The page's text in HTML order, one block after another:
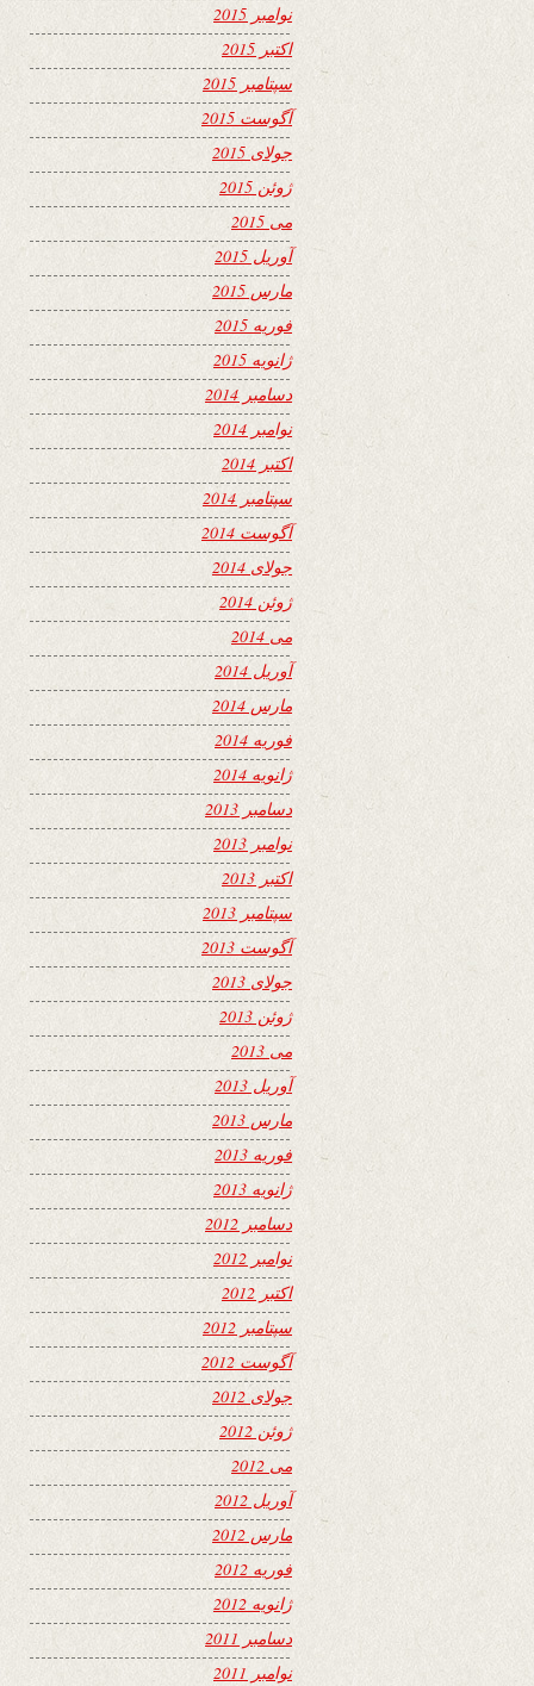
نوامبر 2015
اکتبر 2015
سپتامبر 2015
آگوست 2015
جولای 2015
ژوئن 2015
می 2015
آوریل 2015
مارس 2015
فوریه 2015
ژانویه 2015
دسامبر 2014
نوامبر 2014
اکتبر 2014
سپتامبر 2014
آگوست 2014
جولای 2014
ژوئن 2014
می 2014
آوریل 2014
مارس 2014
فوریه 2014
ژانویه 2014
دسامبر 2013
نوامبر 2013
اکتبر 2013
سپتامبر 2013
آگوست 2013
جولای 2013
ژوئن 2013
می 2013
آوریل 2013
مارس 2013
فوریه 2013
ژانویه 2013
دسامبر 2012
نوامبر 2012
اکتبر 2012
سپتامبر 2012
آگوست 2012
جولای 2012
ژوئن 2012
می 2012
آوریل 2012
مارس 2012
فوریه 2012
ژانویه 2012
دسامبر 2011
نوامبر 2011